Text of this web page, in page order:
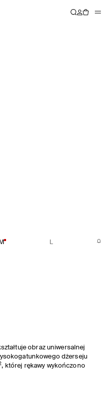
L
obraz uniwersalnej
dżerseju
, której rękawy wykończono